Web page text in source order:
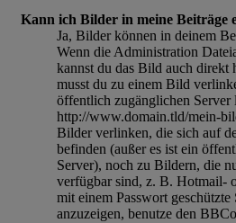
Kann ich Bilder in meine Beiträge
Ja, Bilder können in deinem
Wenn die Administration
kannst du das Bild auch direkt
musst du zu einem Bild
öffentlich zugänglichen Server
http://www.domain.tld/mein-
Bilder verlinken, die sich auf
befinden (außer es ist ein
Server), noch zu Bildern, die
verfügbar sind, z. B. Hotmail-
mit einem Passwort
anzuzeigen, benutze den